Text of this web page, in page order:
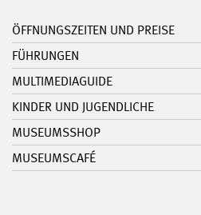
ÖFFNUNGSZEITEN UND PREISE
FÜHRUNGEN
MULTIMEDIAGUIDE
KINDER UND JUGENDLICHE
MUSEUMSSHOP
MUSEUMSCAFÉ